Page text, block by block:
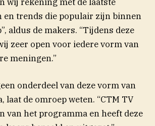
en trends die populair zijn binnen
aldus de makers. “Tijdens deze
zeer open voor iedere vorm van
meningen.”
onderdeel van deze vorm van
laat de omroep weten. “CTM TV
van het programma en heeft deze